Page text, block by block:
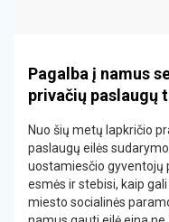
Pagalba į namus
privačių paslaugų
Nuo šių metų lapkričio
paslaugų eilės
uostamiesčio gyventojų
esmės ir stebisi, kaip
miesto socialinės